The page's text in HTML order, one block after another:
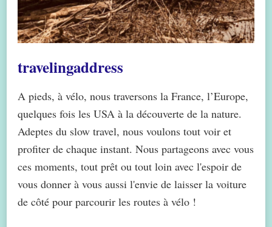
travelingaddress
A pieds, à vélo, nous traversons la France, l’Europe,
quelques fois les USA à la découverte de la nature.
Adeptes du slow travel, nous voulons tout voir et
profiter de chaque instant. Nous partageons avec vous
ces moments, tout prêt ou tout loin avec l'espoir de
vous donner à vous aussi l'envie de laisser la voiture
de côté pour parcourir les routes à vélo !